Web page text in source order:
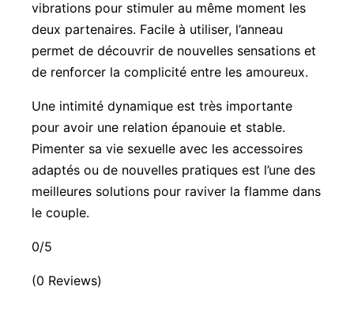
vibrations pour stimuler au même moment les
deux partenaires. Facile à utiliser, l’anneau
permet de découvrir de nouvelles sensations et
de renforcer la complicité entre les amoureux.
Une intimité dynamique est très importante
pour avoir une relation épanouie et stable.
Pimenter sa vie sexuelle avec les accessoires
adaptés ou de nouvelles pratiques est l’une des
meilleures solutions pour raviver la flamme dans
le couple.
0/5
(0 Reviews)